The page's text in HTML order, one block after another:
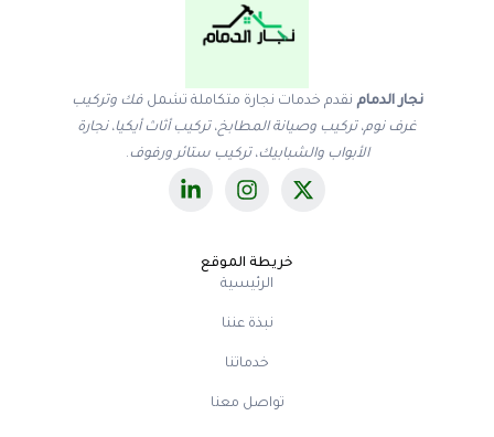
نجار الدمام نقدم خدمات نجارة متكاملة تشملفك وتركيب
غرف نوم، تركيب وصيانة المطابخ، تركيب أثاث أيكيا، نجارة
الأبواب والشبابيك، تركيب ستائر ورفوف.
خريطة الموقع
الرئيسية
نبذة عننا
خدماتنا
تواصل معنا